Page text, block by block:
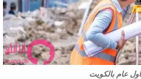
عام بالكويت